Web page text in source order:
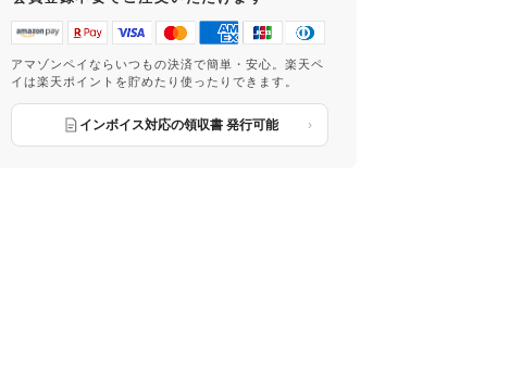
アマゾンペイならいつもの決済で簡単・安心。楽天ペ
イは楽天ポイントを貯めたり使ったりできます。
インボイス対応の領収書 発行可能